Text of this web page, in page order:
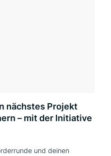
nächstes Projekt
– mit der Initiative
und deinen